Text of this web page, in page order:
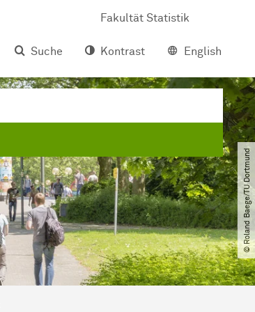
Fakultät Statistik
Suche
Kontrast English
© Roland Baege​/​TU Dortmund